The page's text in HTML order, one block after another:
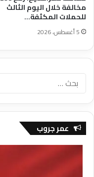
مخالفة خلال اليوم الثالث
للحملات المكثفة…
5 أغسطس، 2026
عمر جروب